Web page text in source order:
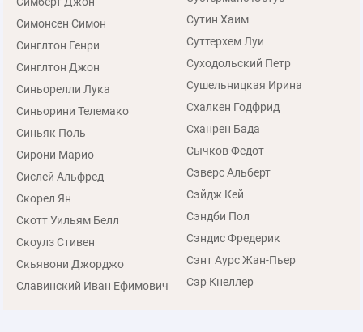
Симонсен Симон
Синглтон Генри
Синглтон Джон
Синьорелли Лука
Синьорини Телемако
Синьяк Поль
Сирони Марио
Сислей Альфред
Скорел Ян
Скотт Уильям Белл
Скоулз Стивен
Скьявони Джорджо
Славинский Иван Ефимович
Сутин Хаим
Суттерхем Луи
Суходольский Петр
Сушельницкая Ирина
Схалкен Годфрид
Сханрен Бада
Сычков Федот
Сэверс Альберт
Сэйдж Кей
Сэндби Пол
Сэндис Фредерик
Сэнт Аурс Жан-Пьер
Сэр Кнеллер